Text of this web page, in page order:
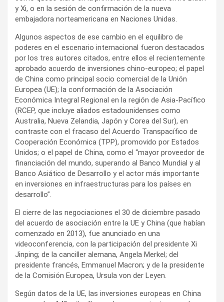
y Xi, o en la sesión de confirmación de la nueva
embajadora norteamericana en Naciones Unidas.
Algunos aspectos de ese cambio en el equilibro de
poderes en el escenario internacional fueron destacados
por los tres autores citados, entre ellos el recientemente
aprobado acuerdo de inversiones chino-europeo; el papel
de China como principal socio comercial de la Unión
Europea (UE); la conformación de la Asociación
Económica Integral Regional en la región de Asia-Pacífico
(RCEP, que incluye aliados estadounidenses como
Australia, Nueva Zelandia, Japón y Corea del Sur), en
contraste con el fracaso del Acuerdo Transpacífico de
Cooperación Económica (TPP), promovido por Estados
Unidos; o el papel de China, como el “mayor proveedor de
financiación del mundo, superando al Banco Mundial y al
Banco Asiático de Desarrollo y el actor más importante
en inversiones en infraestructuras para los países en
desarrollo”.
El cierre de las negociaciones el 30 de diciembre pasado
del acuerdo de asociación entre la UE y China (que habían
comenzado en 2013), fue anunciado en una
videoconferencia, con la participación del presidente Xi
Jinping; de la canciller alemana, Angela Merkel; del
presidente francés, Emmanuel Macron; y de la presidente
de la Comisión Europea, Ursula von der Leyen.
Según datos de la UE, las inversiones europeas en China